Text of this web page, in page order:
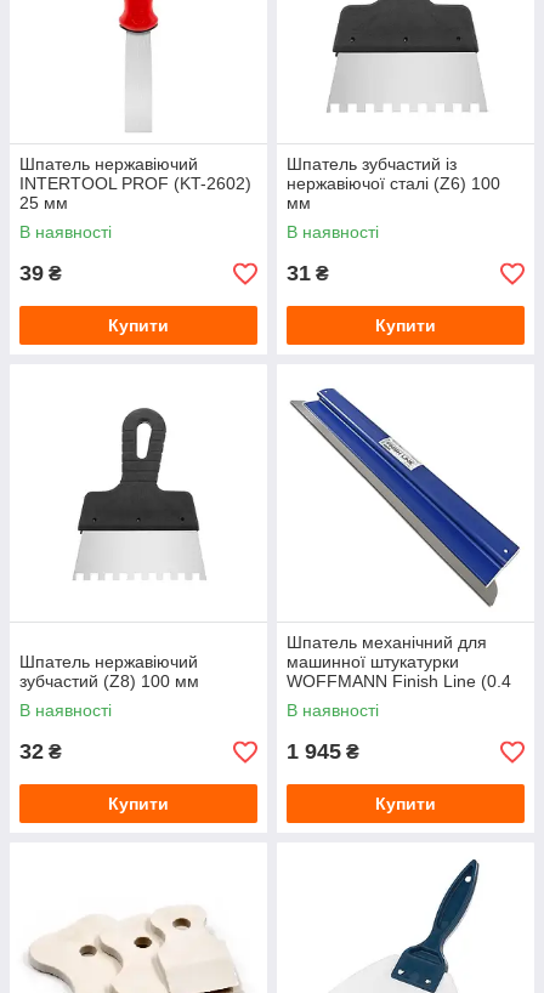
Шпатель нержавіючий
INTERTOOL PROF (KT-2602)
25 мм
В наявності
39 ₴
Купити
Шпатель зубчастий із
нержавіючої сталі (Z6) 100
мм
В наявності
31 ₴
Купити
Шпатель нержавіючий
зубчастий (Z8) 100 мм
В наявності
32 ₴
Купити
Шпатель механічний для
машинної штукатурки
WOFFMANN Finish Line (0.4
мм) 1000 мм
В наявності
1 945 ₴
Купити